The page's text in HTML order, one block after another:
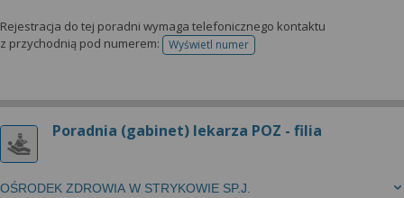
Rejestracja do tej poradni wymaga telefonicznego kontaktu
z przychodnią pod numerem:
Wyświetl numertelefonu do rejestracji
Poradnia (gabinet) lekarza POZ - filia
OŚRODEK ZDROWIA W STRYKOWIE SP.J.